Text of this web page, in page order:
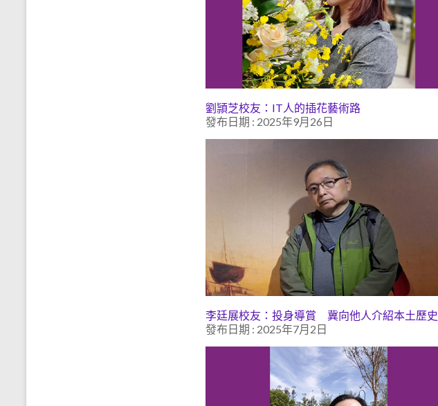
劉頴芝校友：IT人的插花藝術路
發布日期 : 2025年9月26日
李廷展校友：投身導賞 冀向他人介紹本土歷史
發布日期 : 2025年7月2日